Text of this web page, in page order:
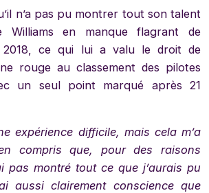
n’a pas pu montrer tout son talent
Williams en manque flagrant de
2018, ce qui lui a valu le droit de
rouge au classement des pilotes
un seul point marqué après 21
expérience difficile, mais cela m’a
compris que, pour des raisons
pas montré tout ce que j’aurais pu
aussi clairement conscience que